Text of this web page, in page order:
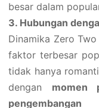
besar dalam
3. Hubungan
Dinamika Zero
faktor terbesar
tidak hanya
dengan momen
pengembangan